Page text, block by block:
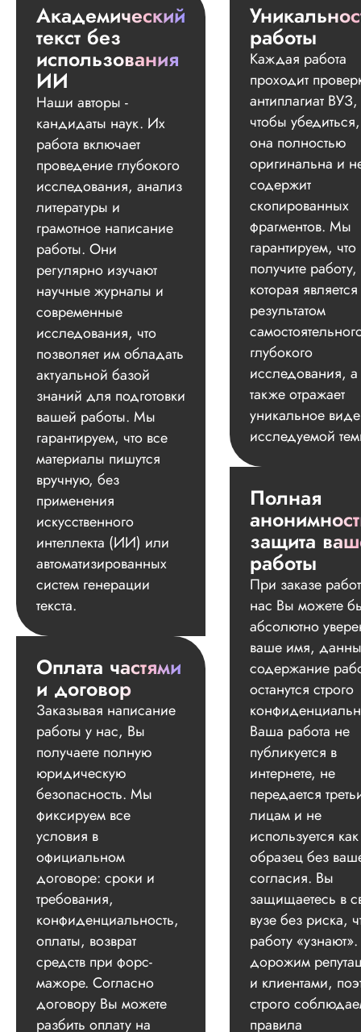
Академический
текст без
использования
ИИ
Наши авторы -
кандидаты наук. Их
работа включает
проведение глубокого
исследования, анализ
литературы и
грамотное написание
работы. Они
регулярно изучают
научные журналы и
современные
исследования, что
позволяет им обладать
актуальной базой
знаний для подготовки
вашей работы. Мы
гарантируем, что все
материалы пишутся
вручную, без
применения
искусственного
интеллекта (ИИ) или
автоматизированных
систем генерации
текста.
Оплата частями
и договор
Заказывая написание
работы у нас, Вы
получаете полную
юридическую
безопасность. Мы
фиксируем все
условия в
официальном
договоре: сроки и
требования,
конфиденциальность,
оплаты, возврат
средств при форс-
мажоре. Согласно
договору Вы можете
разбить оплату на
работы
Каждая работа
проходит
антиплагиат ВУЗ,
чтобы
она полностью
оригинальна и
содержит
скопированных
фрагментов. Мы
гарантируем,
получите работу,
которая является
результатом
глубокого
исследования, а
также отражает
уникальное
исследуемой
Полная
защита
работы
При заказе
нас Вы можете
абсолютно
ваше имя,
содержание
останутся строго
Ваша работа не
публикуется в
интернете, не
передается
лицам и не
используется как
образец без
согласия. Вы
защищаетесь в
вузе без риска,
работу
дорожим
и клиентами,
строго
правила